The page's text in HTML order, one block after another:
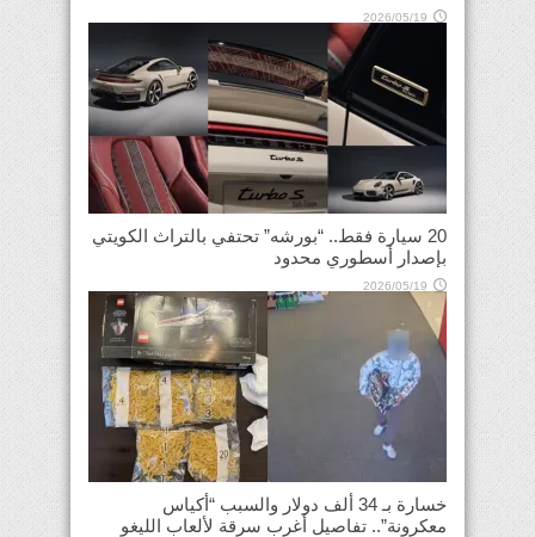
2026/05/19
20 سيارة فقط.. “بورشه” تحتفي بالتراث الكويتي
بإصدار أسطوري محدود
2026/05/19
خسارة بـ 34 ألف دولار والسبب “أكياس
معكرونة”.. تفاصيل أغرب سرقة لألعاب الليغو